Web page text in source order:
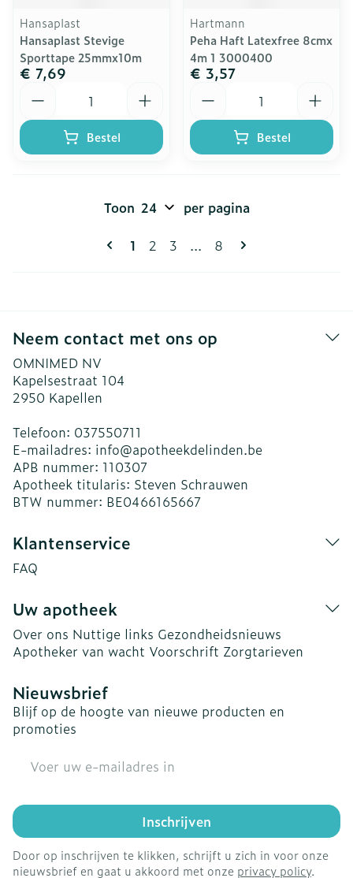
Hansaplast
Hansaplast Stevige
Sporttape 25mmx10m
€ 7,69
Bestel
Hartmann
Peha Haft Latexfree 8cmx
4m 1 3000400
€ 3,57
Bestel
Pagina's
U lees momenteel pagina
1 Pagina
2 Pagina
3 ... Pagina
8
Toon per pagina
Neem contact met ons op
OMNIMED NV
Kapelsestraat 104
2950 Kapellen
Telefoon: 037550711
E-mailadres: info@apotheekdelinden.be
APB nummer: 110307
Apotheek titularis: Steven Schrauwen
BTW nummer: BE0466165667
Klantenservice
FAQ
Uw apotheek
Over ons Nuttige links Gezondheidsnieuws
Apotheker van wacht Voorschrift Zorgtarieven
Nieuwsbrief
Blijf op de hoogte van nieuwe producten en
promoties
Inschrijven
Door op inschrijven te klikken, schrijft u zich in voor onze
nieuwsbrief en gaat u akkoord met onze privacy policy.